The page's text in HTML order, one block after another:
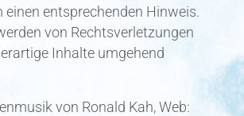
einen entsprechenden Hinweis.
von Rechtsverletzungen
Inhalte umgehend
von Ronald Kah, Web: